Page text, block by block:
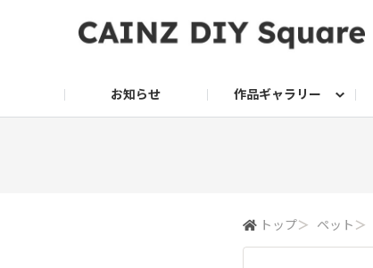
お知らせ 作品ギャラリー
トップ＞ ペット ＞